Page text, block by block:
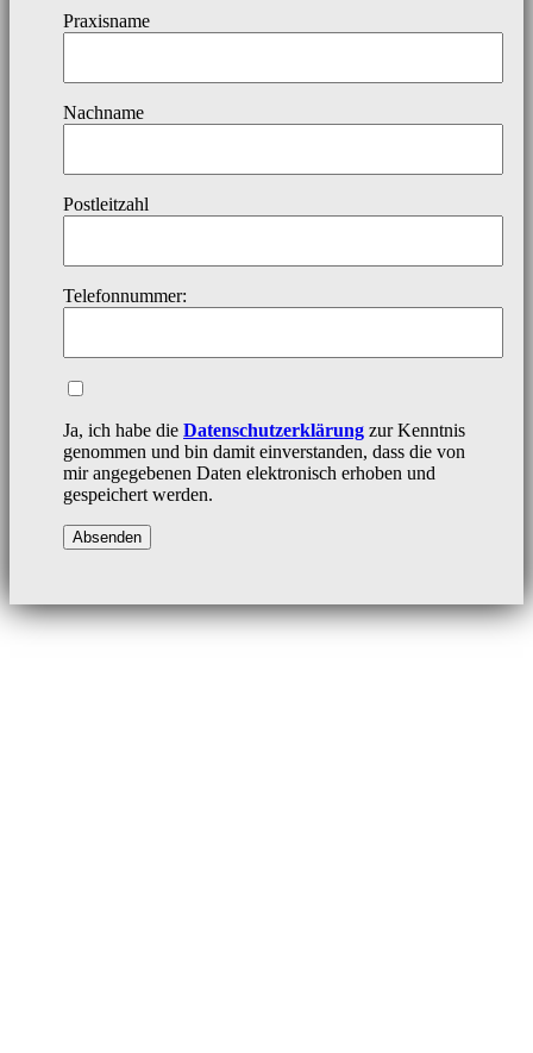
Praxisname
Nachname
Postleitzahl
Telefonnummer:
Ja, ich habe die Datenschutzerklärung zur Kenntnis
genommen und bin damit einverstanden, dass die von
mir angegebenen Daten elektronisch erhoben und
gespeichert werden.